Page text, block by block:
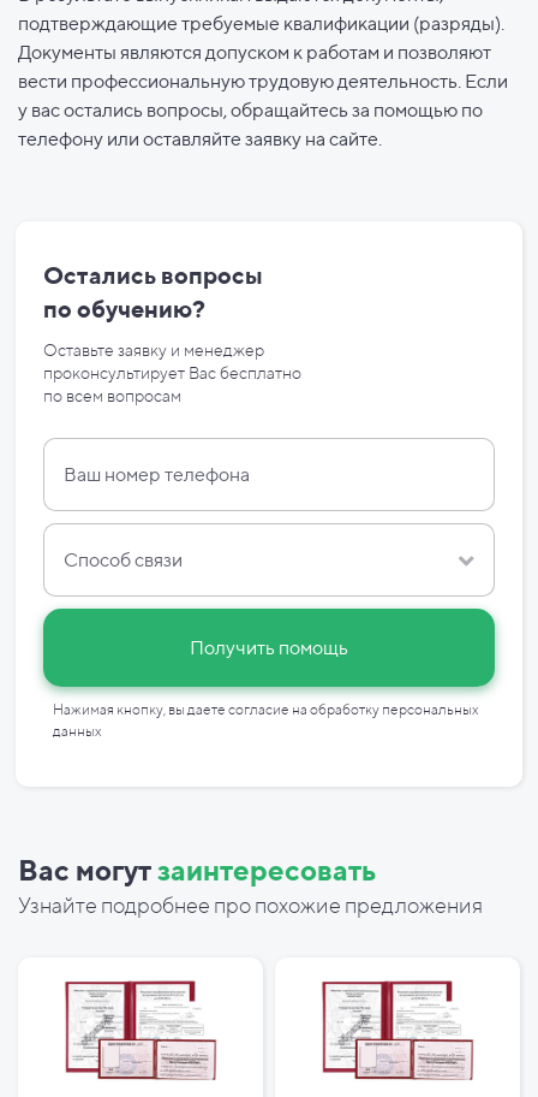
подтверждающие требуемые квалификации (разряды).
Документы являются допуском к работам и позволяют
вести профессиональную трудовую деятельность. Если
у вас остались вопросы, обращайтесь за помощью по
телефону или оставляйте заявку на сайте.
Остались вопросы
по обучению?
Оставьте заявку и менеджер
проконсультирует Вас бесплатно
по всем вопросам
Способ связи
Получить помощь
Нажимая кнопку, вы даете согласие на обработку персональных
данных
Вас могутзаинтересовать
Узнайте подробнее про похожие предложения